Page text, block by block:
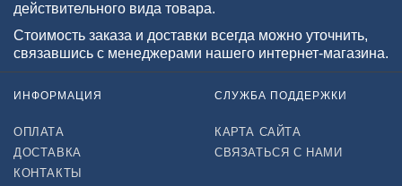
действительного вида товара.
Стоимость заказа и доставки всегда можно уточнить,
связавшись с менеджерами нашего интернет-магазина.
ИНФОРМАЦИЯ
ОПЛАТА
ДОСТАВКА
КОНТАКТЫ
СЛУЖБА ПОДДЕРЖКИ
КАРТА САЙТА
СВЯЗАТЬСЯ С НАМИ